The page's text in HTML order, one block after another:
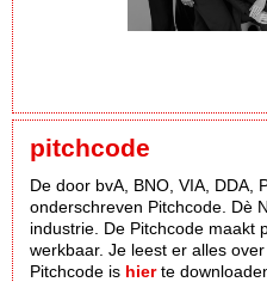
pitchcode
De door bvA, BNO, VIA, DDA,
onderschreven Pitchcode. Dè
industrie. De Pitchcode maakt
werkbaar. Je leest er alles over
Pitchcode is hierte